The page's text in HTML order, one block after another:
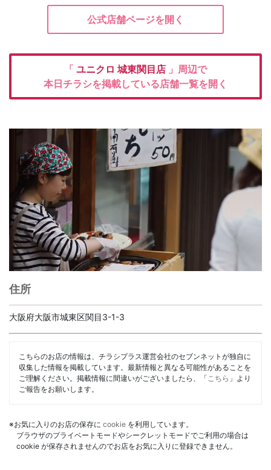
公式店舗ページを開く
「 ユニクロ 城東関目店 」周辺で
本日チラシを掲載している店舗一覧を開く
住所
大阪府大阪市城東区関目3-1-3
こちらのお店の情報は、チラシプラス運営会社のセブンネットが独自に
収集した情報を掲載しています。最新情報と異なる可能性があることを
ご理解ください。掲載情報に間違いがございましたら、「 こちら 」より
ご報告をお願いします。
※お気に入りのお店の保存に cookie を利用しています。
ブラウザのプライベートモードやシークレットモードでご利用の場合は
cookie が保存されませんのでお店をお気に入りに登録できません。